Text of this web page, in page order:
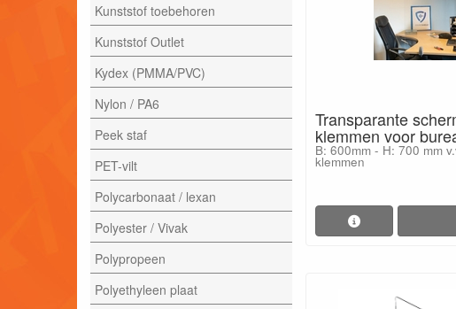
Kunststof toebehoren
Kunststof Outlet
Kydex (PMMA/PVC)
Nylon / PA6
Peek staf
PET-vilt
Polycarbonaat / lexan
Polyester / Vivak
Polypropeen
Polyethyleen plaat
Transparante
klemmen voor
B: 600mm - H: 700 mm
klemmen